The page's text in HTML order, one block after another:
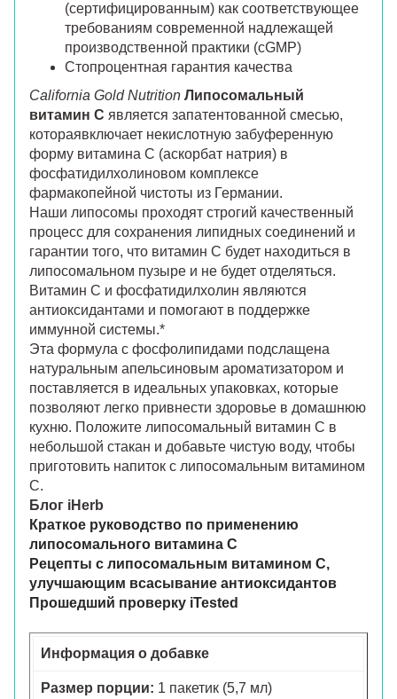
(сертифицированным) как соответствующее
требованиям современной надлежащей
производственной практики (cGMP)
Стопроцентная гарантия качества
California Gold Nutrition Липосомальный
витамин C является запатентованной смесью,
котораявключает некислотную забуференную
форму витамина С (аскорбат натрия) в
фосфатидилхолиновом комплексе
фармакопейной чистоты из Германии.
Наши липосомы проходят строгий качественный
процесс для сохранения липидных соединений и
гарантии того, что витамин С будет находиться в
липосомальном пузыре и не будет отделяться.
Витамин С и фосфатидилхолин являются
антиоксидантами и помогают в поддержке
иммунной системы.*
Эта формула с фосфолипидами подслащена
натуральным апельсиновым ароматизатором и
поставляется в идеальных упаковках, которые
позволяют легко привнести здоровье в домашнюю
кухню. Положите липосомальный витамин С в
небольшой стакан и добавьте чистую воду, чтобы
приготовить напиток с липосомальным витамином
С.
Блог iHerb
Краткое руководство по применению
липосомального витамина C
Рецепты с липосомальным витамином C,
улучшающим всасывание антиоксидантов
Прошедший проверку iTested
Информация о добавке
Размер порции: 1 пакетик (5,7 мл)